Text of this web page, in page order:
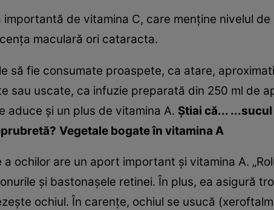
importantă de vitamina C, care menţine nivelul
maculară ori cataracta.
să fie consumate proaspete, ca atare,
sau uscate, ca infuzie preparată din 250 ml de
aduce şi un plus de vitamina A. Ştiai că...
Vegetale bogate în vitamina A
ochilor are un aport important şi vitamina A.
şi bastonaşele retinei. În plus, ea asigură
ochiul. În carenţe, ochiul se usucă